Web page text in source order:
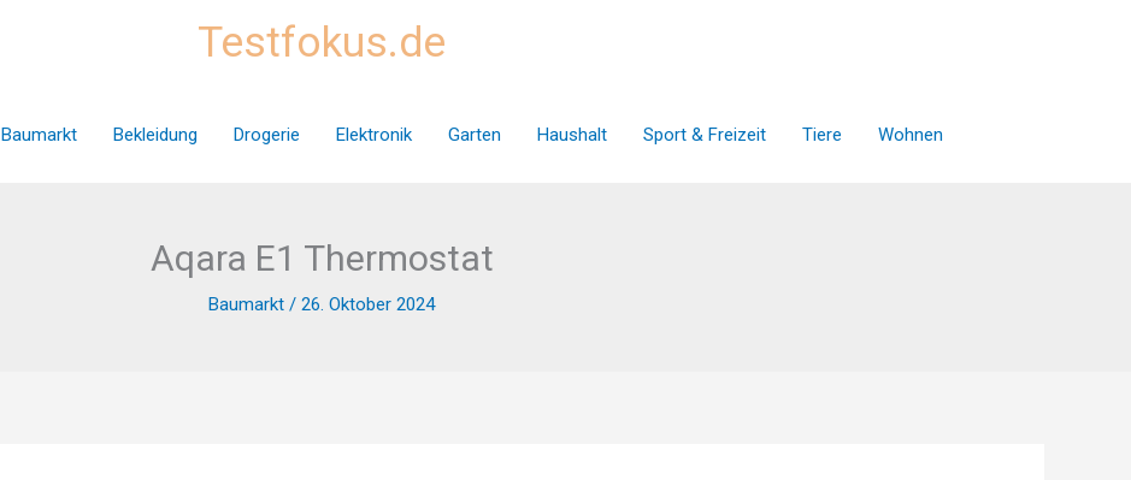
Testfokus.de
Baumarkt Bekleidung Drogerie Elektronik Garten Haushalt Sport & Freizeit Tiere Wohnen
Aqara E1 Thermostat
Baumarkt / 26. Oktober 2024